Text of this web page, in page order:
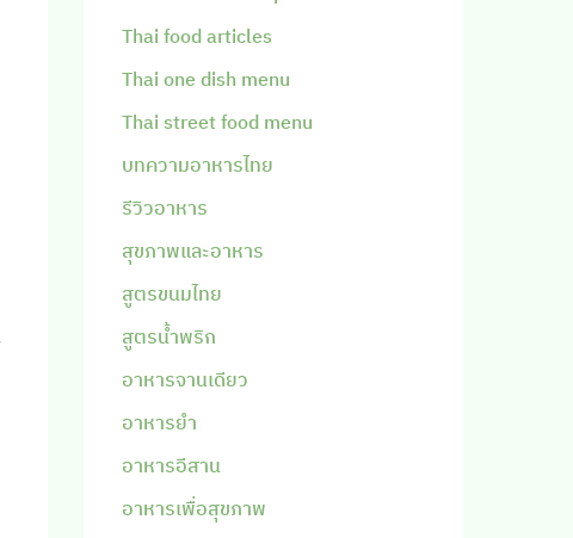
Thai food articles
Thai one dish menu
Thai street food menu
บทความอาหารไทย
รีวิวอาหาร
สุขภาพและอาหาร
สูตรขนมไทย
สูตรน้ำพริก
อาหารจานเดียว
อาหารยำ
อาหารอีสาน
อาหารเพื่อสุขภาพ